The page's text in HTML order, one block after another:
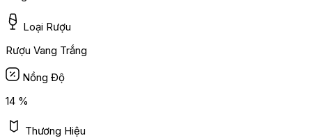
Loại Rượu
Rượu Vang Trắng
Nồng Độ
14 %
Thương Hiệu